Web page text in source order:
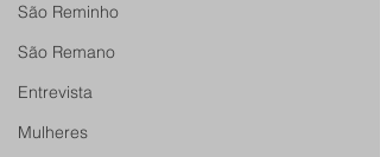
São Reminho
São Remano
Entrevista
Mulheres